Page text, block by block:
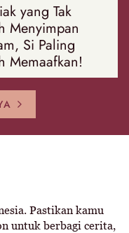
yang Tak
Menyimpan
Si Paling
Memaafkan!
Pastikan kamu
untuk berbagi cerita,